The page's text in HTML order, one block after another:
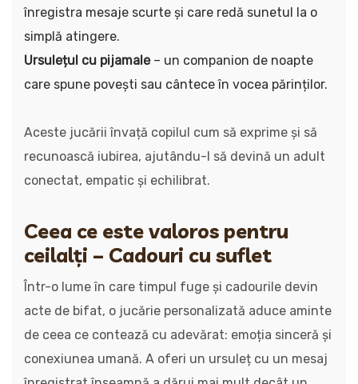
înregistra mesaje scurte și care redă sunetul la o
simplă atingere.
Ursulețul cu pijamale– un companion de noapte
care spune povești sau cântece în vocea părinților.
Aceste jucării învață copilul cum să exprime și să
recunoască iubirea, ajutându-l să devină un adult
conectat, empatic și echilibrat.
Ceea ce este valoros pentru
ceilalți – Cadouri cu suflet
Într-o lume în care timpul fuge și cadourile devin
acte de bifat, o jucărie personalizată aduce aminte
de ceea ce contează cu adevărat: emoția sinceră și
conexiunea umană. A oferi un ursuleț cu un mesaj